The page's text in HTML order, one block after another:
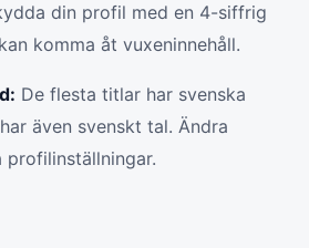
din profil med en 4-siffrig
komma åt vuxeninnehåll.
De flesta titlar har svenska
även svenskt tal. Ändra
profilinställningar.